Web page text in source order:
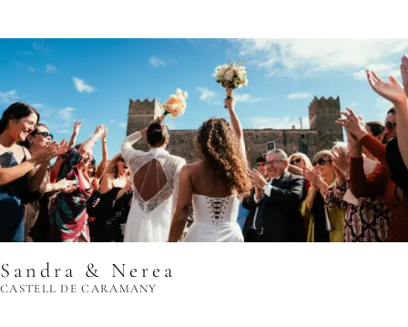
Sandra & Nerea
CASTELL DE CARAMANY